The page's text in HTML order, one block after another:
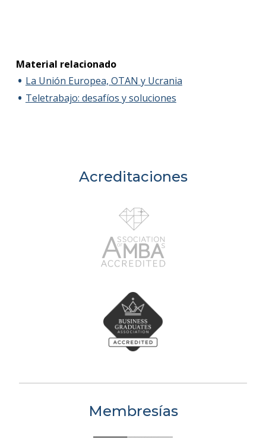
Material relacionado
La Unión Europea, OTAN y Ucrania
Teletrabajo: desafíos y soluciones
Acreditaciones
Membresías